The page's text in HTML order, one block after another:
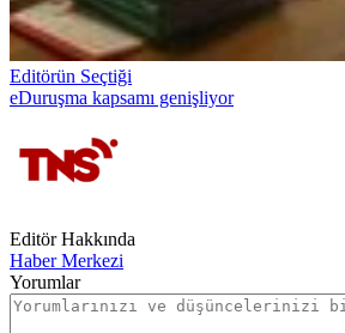
Editörün Seçtiği
eDuruşma kapsamı genişliyor
Editör Hakkında
Haber Merkezi
Yorumlar